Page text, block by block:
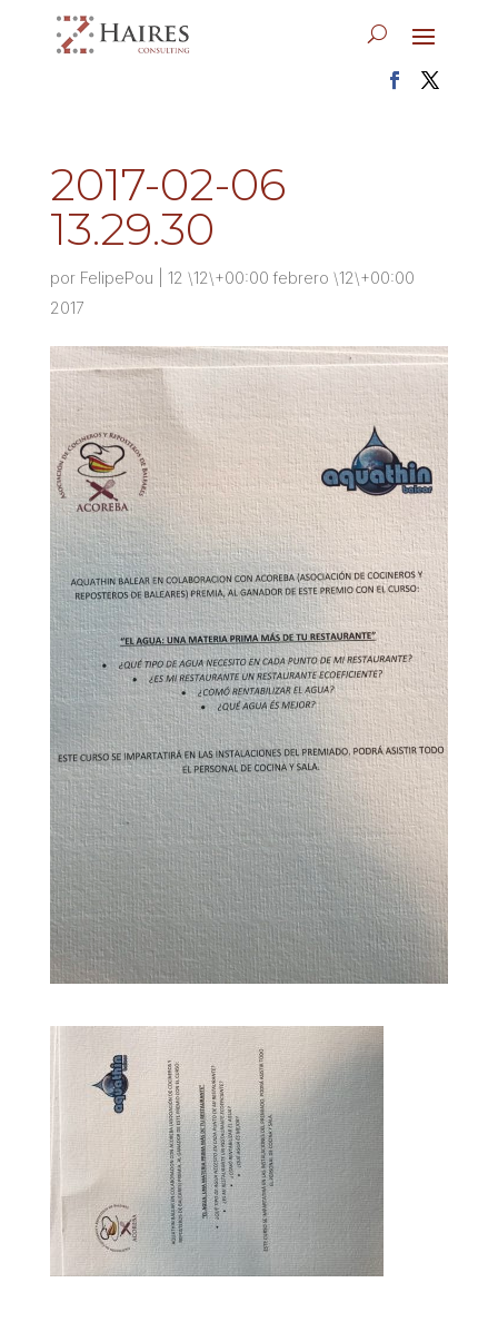
2017-02-06
13.29.30
por FelipePou
12 \12\+00:00 febrero \12\+00:00
2017